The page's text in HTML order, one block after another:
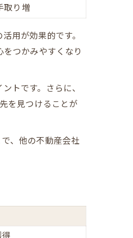
取り増
用が効果的です。
つかみやすくなり
トです。さらに、
を見つけることが
、他の不動産会社